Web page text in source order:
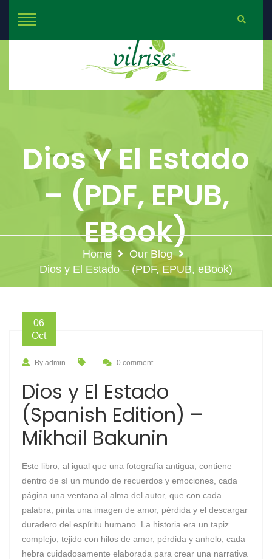
Dios Y El Estado
– (PDF, EPUB,
EBook)
Home
Our Blog
Dios y El Estado – (PDF, EPUB, eBook)
06
Oct
By admin 0 comment
Dios y El Estado
(Spanish Edition) –
Mikhail Bakunin
Este libro, al igual que una fotografía antigua, contiene
dentro de sí un mundo de recuerdos y emociones, cada
página una ventana al alma del autor, que con cada
palabra, pinta una imagen de amor, pérdida y el descargar
duradero del espíritu humano. La historia era un tapiz
complejo, tejido con hilos de amor, pérdida y anhelo, cada
hebra cuidadosamente elaborada para crear una narrativa